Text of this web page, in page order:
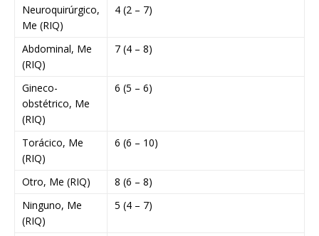
Neuroquirúrgico,
Me (RIQ)
4 (2 – 7)
Abdominal, Me
(RIQ)
7 (4 – 8)
Gineco-
obstétrico, Me
(RIQ)
6 (5 – 6)
Torácico, Me
(RIQ)
6 (6 – 10)
Otro, Me (RIQ)
8 (6 – 8)
Ninguno, Me
(RIQ)
5 (4 – 7)